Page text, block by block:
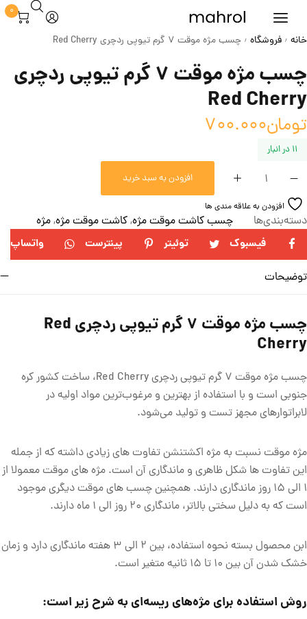
0
خانه / فروشگاه / چسب مژه موقت 7 گرم تیوپی ردچری Red Cherry
چسب مژه موقت 7 گرم تیوپی ردچری
Red Cherry
تومان700.000
11 در انبار
افزودن به سبد خرید
افزودن به علاقه مندی ها
دسته‌بندی‌ها چسب کاشت موقت مژه,کاشت موقت مژه,مژه
فیسبوک
توئیتر پینترست واتساپ
توضیحات
چسب مژه موقت 7 گرم تیوپی ردچری Red
Cherry
چسب مژه موقت 7 گرم تیوپی ردچری Red Cherry، ساخت کشور کره
جنوبی است و با استفاده از بهترین و مرغوب‌ترین مواد اولیه در
لابراتوارهای مجهز تست و تولید می‌شود.
مژه موقت نسبت به مژه اکشتنشن تفاوت های زیادی داشته که از جمله
این تفاوت ها شکل ظاهری و ماندگاری آن است. مژه های موقت معمولا از
1 الی 15 روز ماندگاری دارند. همچنین چسب های موقت دیگری موجود
است که به دلیل سختی بالاتر، ماندگاری 20 روز الی 1 ماه دارند.
ابن محصول بسته نحوه استفاده، بین 2 الی 3 هفته ماندگاری دارد و زمان
خشک شدن آن بین 10 تا 15 ثانیه متغیر است.
روش استفاده برای مژه‌های ریسه‌ای به شرح زیر است: